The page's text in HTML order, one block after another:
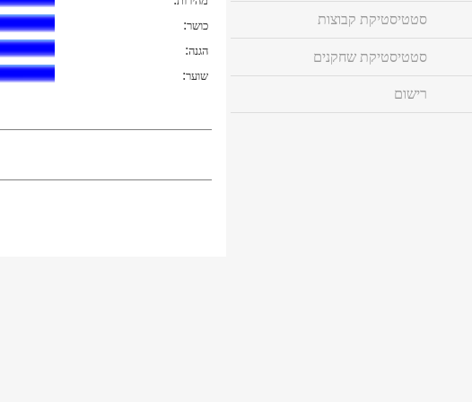
כושר:
הגנה:
שוער:
סטטיסטיקת קבוצות
סטטיסטיקת שחקנים
רישום